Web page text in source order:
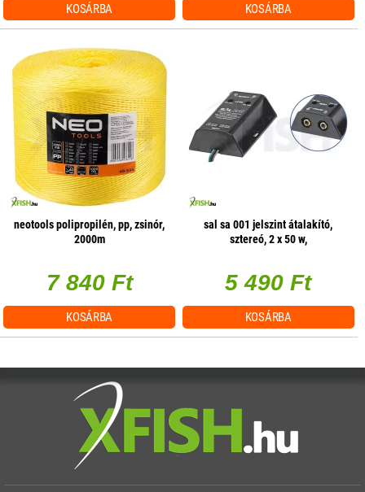
KOSÁRBA KOSÁRBA
neotools polipropilén, pp, zsinór,
2000m
7 840 Ft
KOSÁRBA
sal sa 001 jelszint átalakító,
sztereó, 2 x 50 w,
5 490 Ft
KOSÁRBA